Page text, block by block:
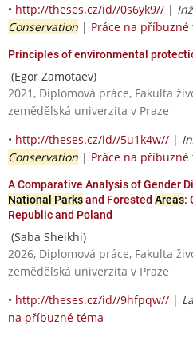
• http://theses.cz/id//0s6yk9// |
Conservation | Práce na příbuzné
Principles of environmental
(Egor Zamotaev)
2021, Diplomová práce, Fakulta
zemědělská univerzita v Praze
• http://theses.cz/id//5u1k4w// |
Conservation | Práce na příbuzné
A Comparative Analysis of Gender
National Parksand Forested Areas:
Republic and Poland
(Saba Sheikhi)
2026, Diplomová práce, Fakulta
zemědělská univerzita v Praze
• http://theses.cz/id//9hfpqw// |
na příbuzné téma